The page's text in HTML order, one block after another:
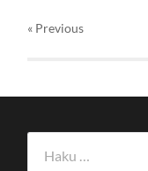
« Previous